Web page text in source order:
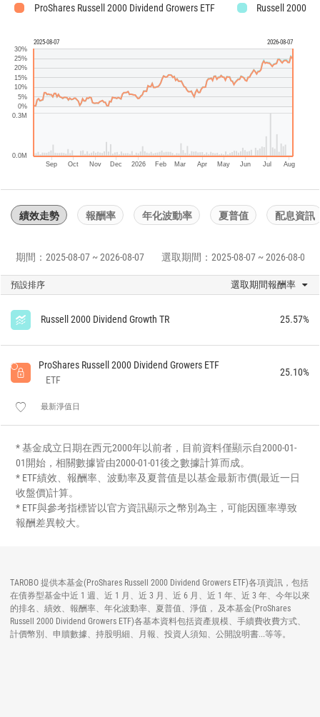
ProShares Russell 2000 Dividend Growers ETF Russell 2000
2025-08-07 2026-08-07
Sep Oct Nov Dec 2026 Feb Mar Apr May Jun Jul Aug
0.0M
0.3M
0%
5%
10%
15%
20%
25%
30%
績效走勢 報酬率 年化波動率 夏普值 配息資訊
期間：2025-08-07 ~ 2026-08-07 選取期間：2025-08-07 ~ 2026-08-07
預設排序 選取期間報酬率
Russell 2000 Dividend Growth TR 25.57%
ProShares Russell 2000 Dividend Growers ETF
ETF
25.10%
最新淨值日
* 基金成立日期在西元2000年以前者，目前資料僅顯示自2000-01-
01開始，相關數據皆由2000-01-01後之數據計算而成。
* ETF績效、報酬率、波動率及夏普值是以基金最新市價(最近一日
收盤價)計算。
* ETF與參考指標皆以官方資訊顯示之幣別為主，可能因匯率導致
報酬差異較大。
TAROBO 提供本基金(ProShares Russell 2000 Dividend Growers ETF)各項資訊，包括
在債券型基金中近 1 週、近 1 月、近 3 月、近 6 月、近 1 年、近 3 年、今年以來
的排名、績效、報酬率、年化波動率、夏普值、淨值， 及本基金(ProShares
Russell 2000 Dividend Growers ETF)各基本資料包括資產規模、手續費收費方式、
計價幣別、申贖數據、持股明細、月報、投資人須知、公開說明書...等等。